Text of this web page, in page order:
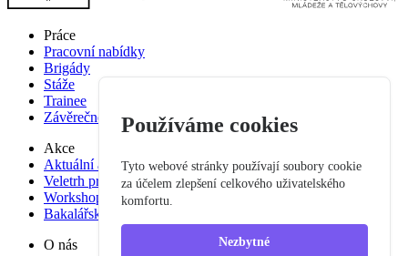
Práce
Pracovní nabídky
Brigády
Stáže
Trainee
Závěrečné práce
Akce
Aktuální akce
Veletrh pracovních příležitostí
Workshop studium pro praxi
Bakalářská praxe
O nás
Používáme cookies
Tyto webové stránky používají soubory cookie
za účelem zlepšení celkového uživatelského
komfortu.
Nezbytné